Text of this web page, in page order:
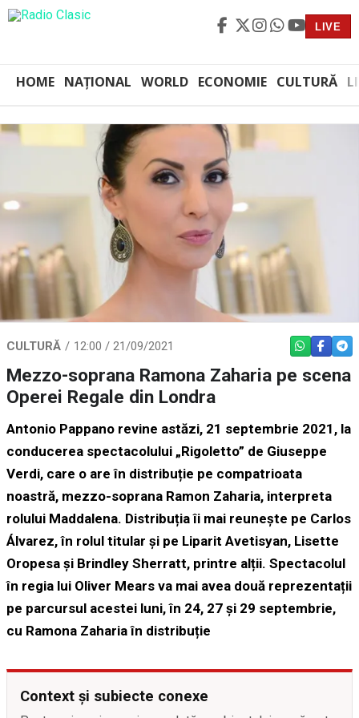
LIVE
HOME NAȚIONAL WORLD ECONOMIE CULTURĂ
CULTURĂ 12:00 / 21/09/2021 WHATSAPP
Mezzo-soprana Ramona Zaharia pe scena
Operei Regale din Londra
Antonio Pappano revine astăzi, 21 septembrie 2021, la
conducerea spectacolului „Rigoletto” de Giuseppe
Verdi, care o are în distribuție pe compatrioata
noastră, mezzo-soprana Ramon Zaharia, interpreta
rolului Maddalena. Distribuția îi mai reunește pe Carlos
Álvarez, în rolul titular și pe Liparit Avetisyan, Lisette
Oropesa și Brindley Sherratt, printre alții. Spectacolul
în regia lui Oliver Mears va mai avea două reprezentații
pe parcursul acestei luni, în 24, 27 și 29 septembrie,
cu Ramona Zaharia în distribuție
Context și subiecte conexe